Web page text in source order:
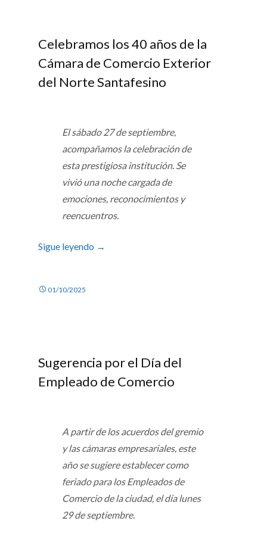
Celebramos los 40 años de la
Cámara de Comercio Exterior
del Norte Santafesino
El sábado 27 de septiembre,
acompañamos la celebración de
esta prestigiosa institución. Se
vivió una noche cargada de
emociones, reconocimientos y
reencuentros.
Sigue leyendo →
01/10/2025
Sugerencia por el Día del
Empleado de Comercio
A partir de los acuerdos del gremio
y las cámaras empresariales, este
año se sugiere establecer como
feriado para los Empleados de
Comercio de la ciudad, el día lunes
29 de septiembre.